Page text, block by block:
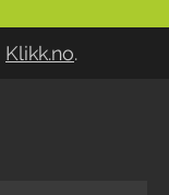
Klikk.no.